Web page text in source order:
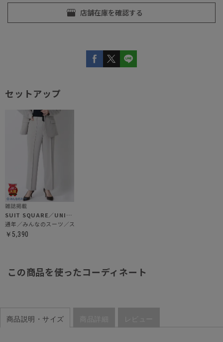
セットアップ
SUIT SQUARE／UNIVERSAL LANGUAGE／WHITE
通年／みんなのスーツ／ストレートパンツ
￥5,390
この商品を使ったコーディネート
商品説明・サイズ 商品詳細 レビュー